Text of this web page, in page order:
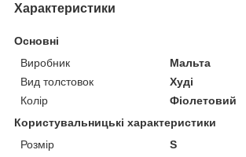
Характеристики
Основні
Виробник
Мальта
Вид толстовок
Худі
Колір
Фіолетовий
Користувальницькі характеристики
Розмір
S